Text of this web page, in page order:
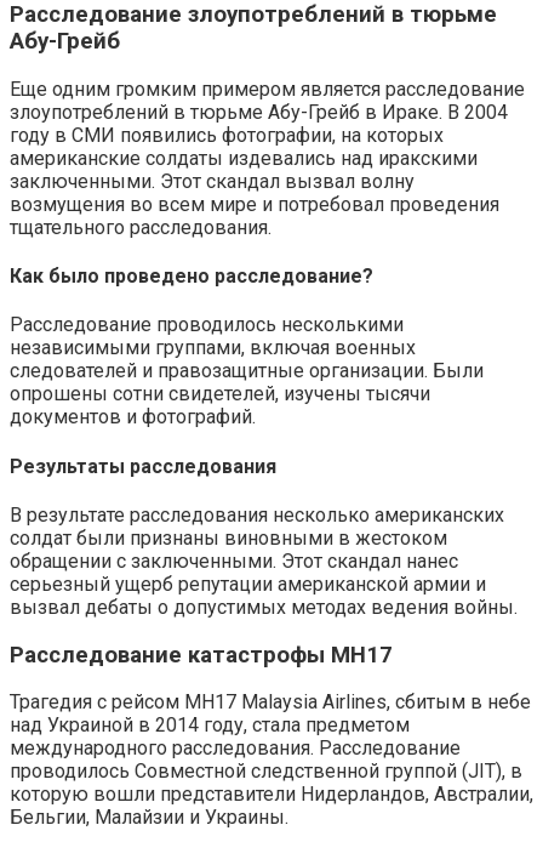
Расследование злоупотреблений в тюрьме
Абу-Грейб
Еще одним громким примером является расследование
злоупотреблений в тюрьме Абу-Грейб в Ираке. В 2004
году в СМИ появились фотографии, на которых
американские солдаты издевались над иракскими
заключенными. Этот скандал вызвал волну
возмущения во всем мире и потребовал проведения
тщательного расследования.
Как было проведено расследование?
Расследование проводилось несколькими
независимыми группами, включая военных
следователей и правозащитные организации. Были
опрошены сотни свидетелей, изучены тысячи
документов и фотографий.
Результаты расследования
В результате расследования несколько американских
солдат были признаны виновными в жестоком
обращении с заключенными. Этот скандал нанес
серьезный ущерб репутации американской армии и
вызвал дебаты о допустимых методах ведения войны.
Расследование катастрофы MH17
Трагедия с рейсом MH17 Malaysia Airlines, сбитым в небе
над Украиной в 2014 году, стала предметом
международного расследования. Расследование
проводилось Совместной следственной группой (JIT), в
которую вошли представители Нидерландов, Австралии,
Бельгии, Малайзии и Украины.